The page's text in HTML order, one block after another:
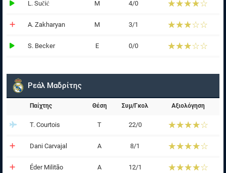
L. Sučić Μ 4/0 ☆☆☆☆☆
★★★★★
A. Zakharyan Μ 3/1 ☆☆☆☆☆
★★★★★
S. Becker Ε 0/0 ☆☆☆☆☆
★★★★★
Ρεάλ Μαδρίτης
Παίχτης Θέση Συμ/Γκολ Αξιολόγηση
T. Courtois Τ 22/0 ☆☆☆☆☆
★★★★★
Dani Carvajal Α 8/1 ☆☆☆☆☆
★★★★★
Éder Militão Α 12/1 ☆☆☆☆☆
★★★★★